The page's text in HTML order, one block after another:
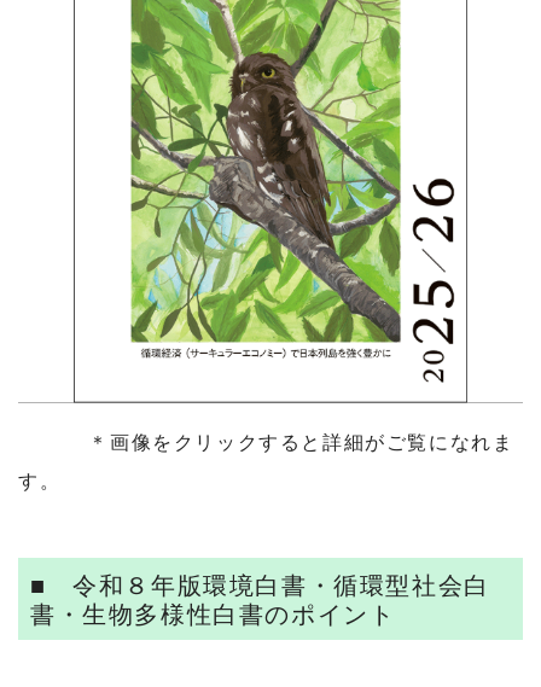
＊画像をクリックすると詳細がご覧になれま
す。
■ 令和８年版環境白書・循環型社会白
書・生物多様性白書のポイント